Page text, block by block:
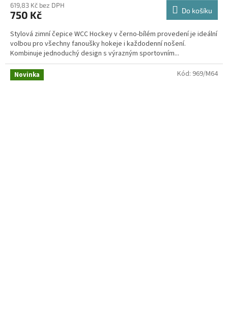
619,83 Kč bez DPH
750 Kč Do košíku
Stylová zimní čepice WCC Hockey v černo-bílém provedení je ideální
volbou pro všechny fanoušky hokeje i každodenní nošení.
Kombinuje jednoduchý design s výrazným sportovním...
Novinka Kód: 969/M64